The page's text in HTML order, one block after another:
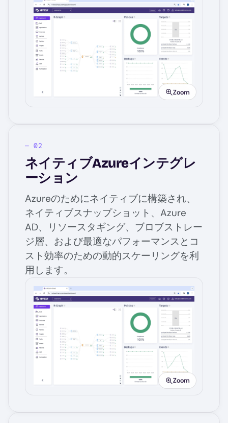
Image
Zoom
ネイティブAzureインテグレ
ーション
Azureのためにネイティブに構築され、
ネイティブスナップショット、Azure
AD、リソースタギング、ブロブストレー
ジ層、および最適なパフォーマンスとコ
スト効率のための動的スケーリングを利
用します。
Image
Zoom